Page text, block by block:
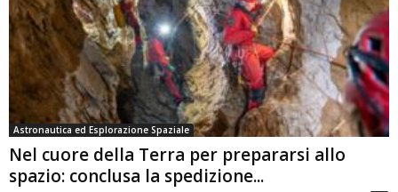
Astronautica ed Esplorazione Spaziale
Nel cuore della Terra per prepararsi allo
spazio: conclusa la spedizione...